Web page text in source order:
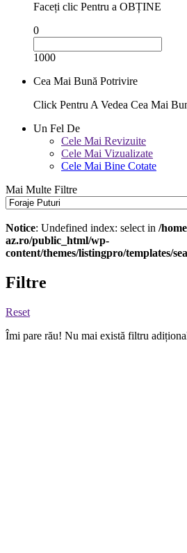
Faceți clic Pentru a OBȚINE
0
1000
Cea Mai Bună Potrivire
Click Pentru A Vedea Cea Mai
Un Fel De
Cele Mai Revizuite
Cele Mai Vizualizate
Cele Mai Bine Cotate
Mai Multe Filtre
Notice: Undefined index: select in /
az.ro/public_html/wp-
content/themes/listingpro/templates/
Filtre
Reset
Îmi pare rău! Nu mai există filtru